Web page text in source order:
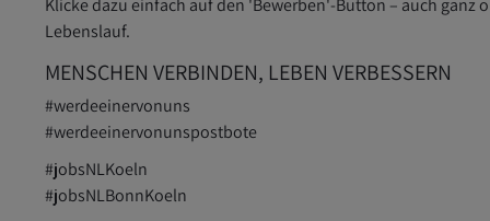
Lebenslauf.
MENSCHEN VERBINDEN, LEBEN VERBESSERN
#werdeeinervonuns
#werdeeinervonunspostbote
#jobsNLKoeln
#jobsNLBonnKoeln